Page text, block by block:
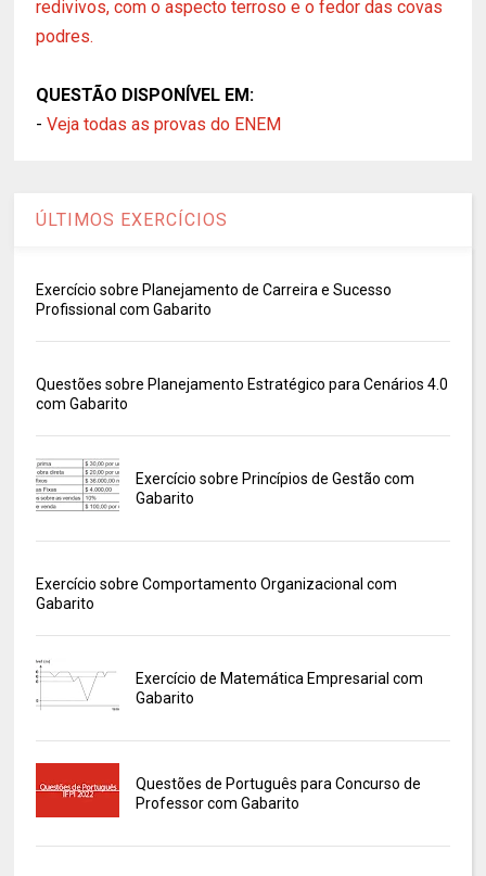
redivivos, com o aspecto terroso e o fedor das covas
podres.
QUESTÃO DISPONÍVEL EM:
-Veja todas as provas do ENEM
ÚLTIMOS EXERCÍCIOS
Exercício sobre Planejamento de Carreira e Sucesso
Profissional com Gabarito
Questões sobre Planejamento Estratégico para Cenários 4.0
com Gabarito
Exercício sobre Princípios de Gestão com
Gabarito
Exercício sobre Comportamento Organizacional com
Gabarito
Exercício de Matemática Empresarial com
Gabarito
Questões de Português para Concurso de
Professor com Gabarito